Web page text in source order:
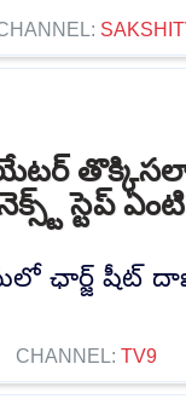
స్టెప్
ఛార్జ్ షీట్
CHANNEL: TV9